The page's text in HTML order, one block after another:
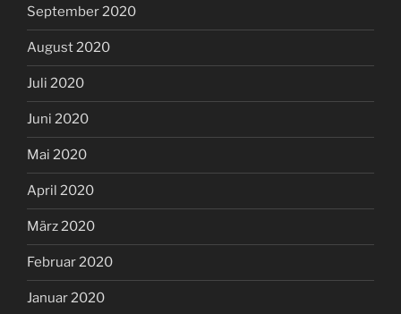
September 2020
August 2020
Juli 2020
Juni 2020
Mai 2020
April 2020
März 2020
Februar 2020
Januar 2020